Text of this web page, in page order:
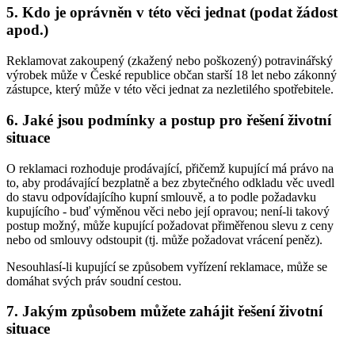
5. Kdo je oprávněn v této věci jednat (podat žádost
apod.)
Reklamovat zakoupený (zkažený nebo poškozený) potravinářský
výrobek může v České republice občan starší 18 let nebo zákonný
zástupce, který může v této věci jednat za nezletilého spotřebitele.
6. Jaké jsou podmínky a postup pro řešení životní
situace
O reklamaci rozhoduje prodávající, přičemž kupující má právo na
to, aby prodávající bezplatně a bez zbytečného odkladu věc uvedl
do stavu odpovídajícího kupní smlouvě, a to podle požadavku
kupujícího - buď výměnou věci nebo její opravou; není-li takový
postup možný, může kupující požadovat přiměřenou slevu z ceny
nebo od smlouvy odstoupit (tj. může požadovat vrácení peněz).
Nesouhlasí-li kupující se způsobem vyřízení reklamace, může se
domáhat svých práv soudní cestou.
7. Jakým způsobem můžete zahájit řešení životní
situace